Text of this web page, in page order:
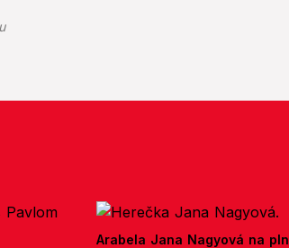
Arabela Jana Nagyová na